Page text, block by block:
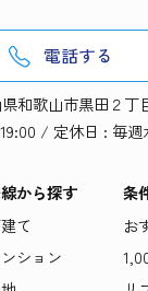
電話する
和歌山市黒田２丁
/ 定休日 : 毎週
から探す
て
ション
条
お